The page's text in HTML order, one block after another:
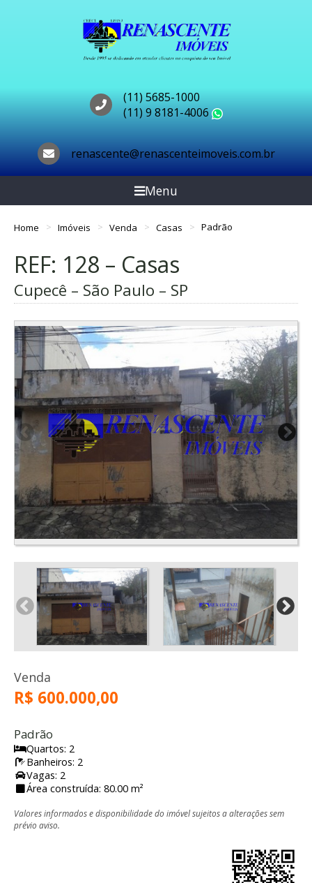
(11) 5685-1000
(11) 9 8181-4006
renascente@renascenteimoveis.com.br
Menu
Home Imóveis Venda Casas Padrão
REF: 128 – Casas
Cupecê – São Paulo – SP
Venda
R$ 600.000,00
Padrão
Quartos: 2
Banheiros: 2
Vagas: 2
Área construída: 80.00 m²
Valores informados e disponibilidade do imóvel sujeitos a alterações sem
prévio aviso.